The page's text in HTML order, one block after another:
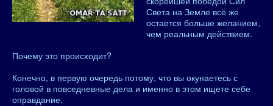
Света на Земле всё же
остается больше желанием,
чем реальным действием.
Почему это происходит?
Конечно, в первую очередь потому, что вы окунаетесь с
головой в повседневные дела и именно в этом ищете себе
оправдание.